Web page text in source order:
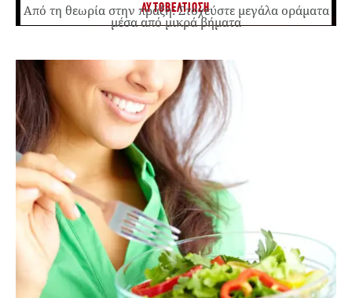
ΑΥΤΟΒΕΛΤΙΩΣΗ
Από τη θεωρία στην πράξη: Στοχεύστε μεγάλα οράματα
μέσα από μικρά βήματα